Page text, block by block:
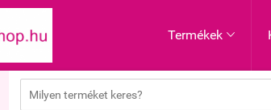
Termékek 